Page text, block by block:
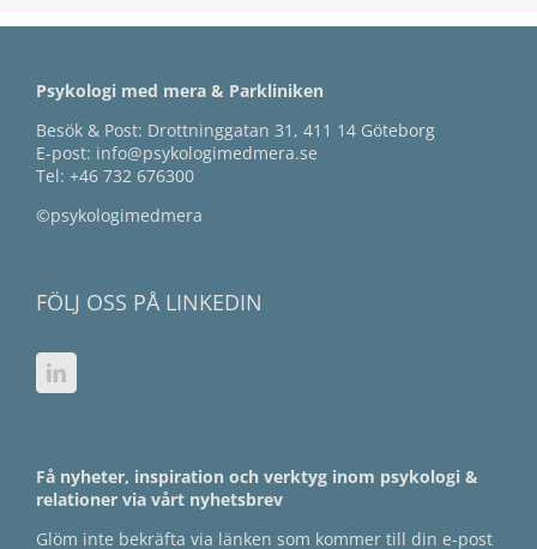
Psykologi med mera & Parkliniken
Besök & Post: Drottninggatan 31, 411 14 Göteborg
E-post: info@psykologimedmera.se
Tel: +46 732 676300
©psykologimedmera
FÖLJ OSS PÅ LINKEDIN
Få nyheter, inspiration och verktyg inom psykologi &
relationer via vårt nyhetsbrev
Glöm inte bekräfta via länken som kommer till din e-post